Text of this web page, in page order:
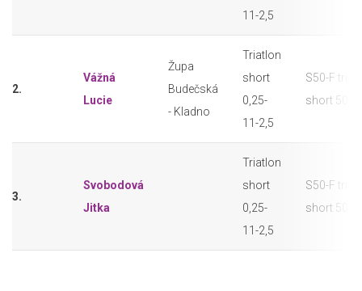
11-2,5
2.
Vážná
Lucie
Župa
Budečská
- Kladno
Triatlon
short
0,25-
11-2,5
S50-F
short 50+
3.
Svobodová
Jitka
Triatlon
short
0,25-
11-2,5
S50-F
short 50+